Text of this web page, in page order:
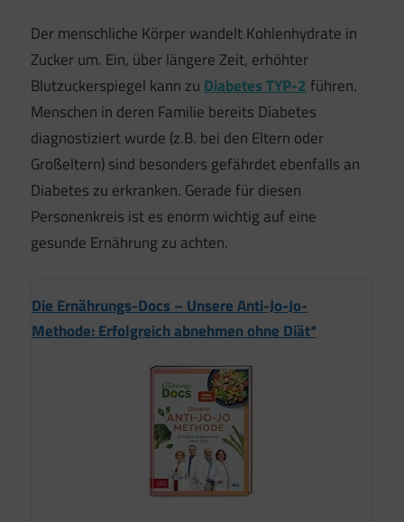
Der menschliche Körper wandelt Kohlenhydrate in
Zucker um. Ein, über längere Zeit, erhöhter
Blutzuckerspiegel kann zu Diabetes TYP-2 führen.
Menschen in deren Familie bereits Diabetes
diagnostiziert wurde (z.B. bei den Eltern oder
Großeltern) sind besonders gefährdet ebenfalls an
Diabetes zu erkranken. Gerade für diesen
Personenkreis ist es enorm wichtig auf eine
gesunde Ernährung zu achten.
Die Ernährungs-Docs – Unsere Anti-Jo-Jo-
Methode: Erfolgreich abnehmen ohne Diät*